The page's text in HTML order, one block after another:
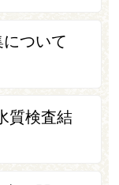
ついて
質検査結